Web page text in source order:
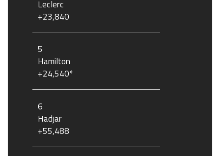
Leclerc
+23,840
5
Hamilton
+24,540*
6
Hadjar
+55,488